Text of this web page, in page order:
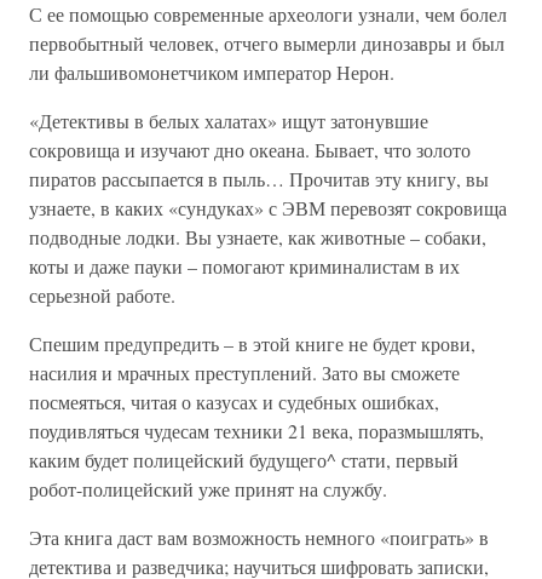
С ее помощью современные археологи узнали, чем болел
первобытный человек, отчего вымерли динозавры и был
ли фальшивомонетчиком император Нерон.
«Детективы в белых халатах» ищут затонувшие
сокровища и изучают дно океана. Бывает, что золото
пиратов рассыпается в пыль… Прочитав эту книгу, вы
узнаете, в каких «сундуках» с ЭВМ перевозят сокровища
подводные лодки. Вы узнаете, как животные – собаки,
коты и даже пауки – помогают криминалистам в их
серьезной работе.
Спешим предупредить – в этой книге не будет крови,
насилия и мрачных преступлений. Зато вы сможете
посмеяться, читая о казусах и судебных ошибках,
поудивляться чудесам техники 21 века, поразмышлять,
каким будет полицейский будущего^ стати, первый
робот-полицейский уже принят на службу.
Эта книга даст вам возможность немного «поиграть» в
детектива и разведчика; научиться шифровать записки,